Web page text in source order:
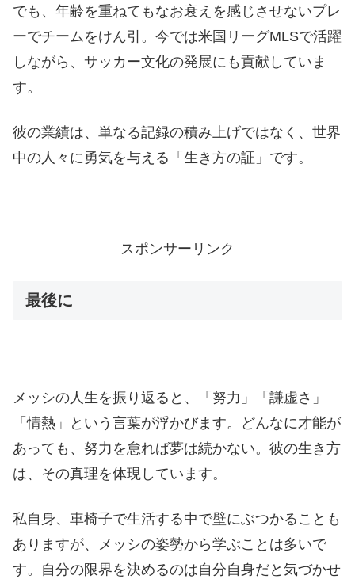
でも、年齢を重ねてもなお衰えを感じさせないプレ
ーでチームをけん引。今では米国リーグMLSで活躍
しながら、サッカー文化の発展にも貢献していま
す。
彼の業績は、単なる記録の積み上げではなく、世界
中の人々に勇気を与える「生き方の証」です。
スポンサーリンク
最後に
メッシの人生を振り返ると、「努力」「謙虚さ」
「情熱」という言葉が浮かびます。どんなに才能が
あっても、努力を怠れば夢は続かない。彼の生き方
は、その真理を体現しています。
私自身、車椅子で生活する中で壁にぶつかることも
ありますが、メッシの姿勢から学ぶことは多いで
す。自分の限界を決めるのは自分自身だと気づかせ